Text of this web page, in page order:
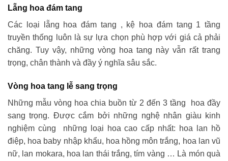
Lẵng hoa đám tang
Các loại lẵng hoa đám tang , kệ hoa đám tang 1 tầng
truyền thống luôn là sự lựa chọn phù hợp với giá cả phải
chăng. Tuy vậy, những vòng hoa tang này vẫn rất trang
trọng, chân thành và đầy ý nghĩa sâu sắc.
Vòng hoa tang lễ sang trọng
Những mẫu vòng hoa chia buồn từ 2 đến 3 tầng hoa đầy
sang trọng. Được cắm bởi những nghệ nhân giàu kinh
nghiệm cùng những loại hoa cao cấp nhất: hoa lan hồ
điệp, hoa baby nhập khẩu, hoa hồng môn trắng, hoa lan vũ
nữ, lan mokara, hoa lan thái trắng, tím vàng … Là món quà